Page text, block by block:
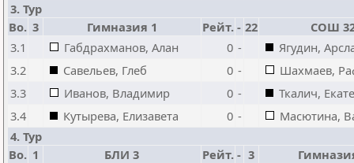
3. Тур
Bo. 3 Гимназия 1 Рейт. - 22
СОШ
3.1
Габдрахманов, Алан 0 -
Ягудин,
3.2
Савельев, Глеб 0 -
Шахмаев,
3.3
Иванов, Владимир 0 -
Ткалич,
3.4
Кутырева, Елизавета 0 -
Масютина,
4. Тур
Bo. 1 БЛИ 3 Рейт. - 3